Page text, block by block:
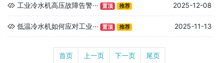
工业冷水机高压故障告警··· 置顶 推荐 2025-12-08
低温冷水机如何应对工业··· 置顶 推荐 2025-11-13
首页 上一页 下一页 尾页